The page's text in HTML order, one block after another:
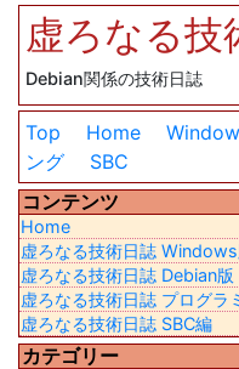
虚ろなる技
Debian関係の技術日誌
Top Home
ング
SBC
コンテンツ
Home
虚ろなる技術日誌
虚ろなる技術日誌 Debian版
虚ろなる技術日誌 プログラ
虚ろなる技術日誌 SBC編
カテゴリー